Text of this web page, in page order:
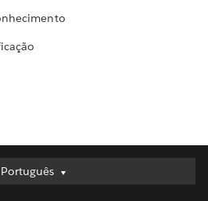
Português
Português